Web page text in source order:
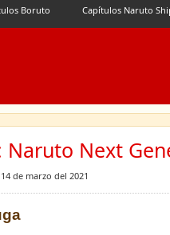
Boruto Capítulos Naruto
Naruto Next
de marzo del 2021